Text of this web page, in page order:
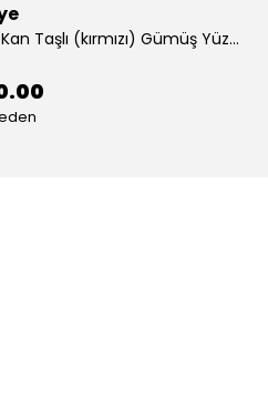
925 Ayar Kan Taşlı (kırmızı) Gümüş Yüzük